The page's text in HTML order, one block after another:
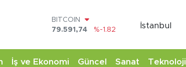
BITCOIN
79.591,74
%-1.82
45,43620
%0.02
EURO
İstanbul
İş ve Ekonomi Güncel Sanat Teknoloji